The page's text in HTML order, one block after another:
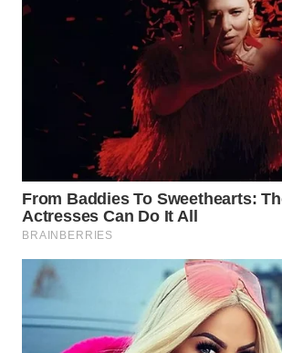
WN
WN
SURABAYA
NATUNA
WN
MANDALIKA